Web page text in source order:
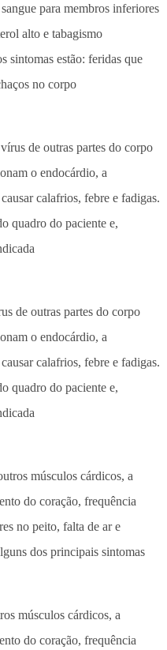
para membros inferiores
alto e tabagismo
sintomas estão: feridas que
no corpo
de outras partes do corpo
o endocárdio, a
calafrios, febre e fadigas.
quadro do paciente e,
músculos cárdicos, a
do coração, frequência